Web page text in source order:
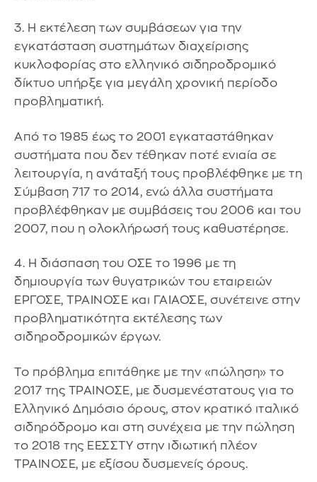
3. Η εκτέλεση των συμβάσεων για την
εγκατάσταση συστημάτων διαχείρισης
κυκλοφορίας στο ελληνικό σιδηροδρομικό
δίκτυο υπήρξε για μεγάλη χρονική περίοδο
προβληματική.
Από το 1985 έως το 2001 εγκαταστάθηκαν
συστήματα που δεν τέθηκαν ποτέ ενιαία σε
λειτουργία, η ανάταξή τους προβλέφθηκε με τη
Σύμβαση 717 το 2014, ενώ άλλα συστήματα
προβλέφθηκαν με συμβάσεις του 2006 και του
2007, που η ολοκλήρωσή τους καθυστέρησε.
4. Η διάσπαση του ΟΣΕ το 1996 με τη
δημιουργία των θυγατρικών του εταιρειών
ΕΡΓΟΣΕ, ΤΡΑΙΝΟΣΕ και ΓΑΙΑΟΣΕ, συνέτεινε στην
προβληματικότητα εκτέλεσης των
σιδηροδρομικών έργων.
Το πρόβλημα επιτάθηκε με την «πώληση» το
2017 της ΤΡΑΙΝΟΣΕ, με δυσμενέστατους για το
Ελληνικό Δημόσιο όρους, στον κρατικό ιταλικό
σιδηρόδρομο και στη συνέχεια με την πώληση
το 2018 της ΕΕΣΣΤΥ στην ιδιωτική πλέον
ΤΡΑΙΝΟΣΕ, με εξίσου δυσμενείς όρους.